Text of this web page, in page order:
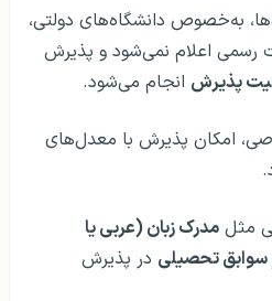
به‌خصوص دانشگاه‌های دولتی،
رسمی اعلام نمی‌شود و پذیرش
پذیرش انجام می‌شود.
امکان پذیرش با معدل‌های
مثل مدرک زبان (عربی یا
سوابق تحصیلی در پذیرش